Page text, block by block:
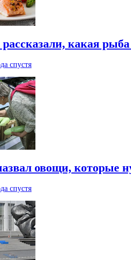
какая
спустя
овощи, которые
спустя